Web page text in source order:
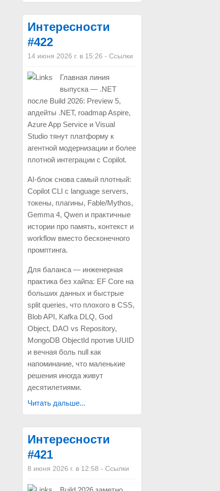
Интересности
#422
14 июня 2026 г. в 15:26 - Ссылки
Главная линия
выпуска — .NET
после Build 2026: Preview 5,
апдейты .NET, roadmap Aspire,
Azure App Service и Visual
Studio тянут платформу к
агентной модернизации и более
плотной интеграции с Copilot.
AI-блок снова самый плотный:
Copilot CLI с language servers,
токены, плагины, Fable/Mythos,
Gemma 4, Qwen и практичные
истории про память, контекст и
workflow вместо бесконечного
промптинга.
Для баланса — инженерная
практика без хайпа: EF Core на
больших данных и быстрые
split queries, что плохого в CSS,
Blob API, Kafka DLQ, God
Object, DAO vs Repository,
MongoDB ObjectId против UUID
и вечная боль null как
напоминание, что маленькие
решения иногда живут
десятилетиями.
Читать дальше...
Интересности
#421
8 июня 2026 г. в 12:58 - Ссылки